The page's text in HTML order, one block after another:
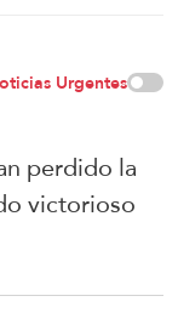
Urgentes
perdido la
victorioso